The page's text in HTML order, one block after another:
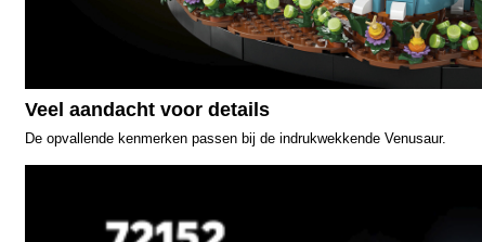
Veel aandacht voor details
De opvallende kenmerken passen bij de indrukwekkende Venusaur.